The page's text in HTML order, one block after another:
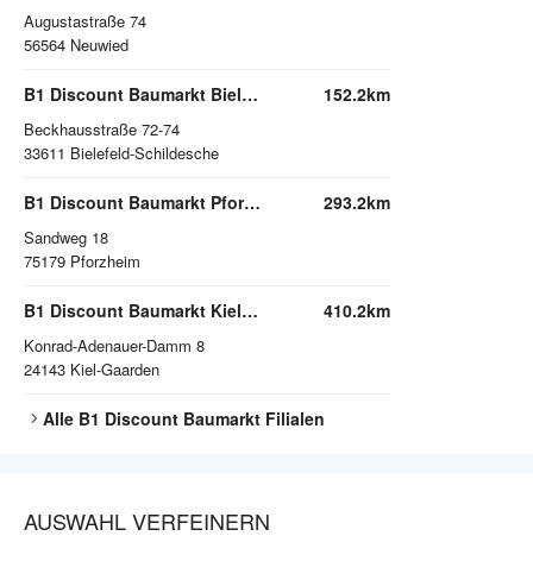
Augustastraße 74
56564 Neuwied
B1 Discount Baumarkt Bielefeld-Schildesche
Beckhausstraße 72-74
33611 Bielefeld-Schildesche
152.2km
B1 Discount Baumarkt Pforzheim
Sandweg 18
75179 Pforzheim
293.2km
B1 Discount Baumarkt Kiel-Gaarden
Konrad-Adenauer-Damm 8
24143 Kiel-Gaarden
410.2km
Alle B1 Discount Baumarkt Filialen
AUSWAHL VERFEINERN